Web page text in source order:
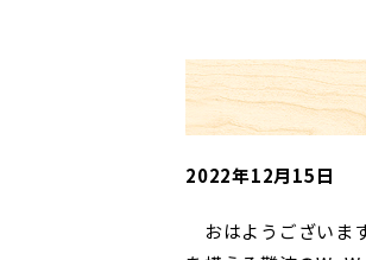
2022年12月15日
おはようございま